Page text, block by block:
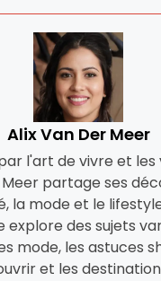
Alix Van Der Meer
l'art de vivre et les
Meer partage ses
la mode et le
explore des sujets
mode, les astuces
et les